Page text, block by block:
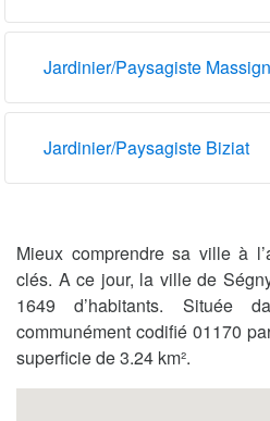
Jardinier/Paysagiste
Jardinier/Paysagiste Biziat
Mieux comprendre sa ville à
clés. A ce jour, la ville de
1649 d’habitants. Située
communément codifié 01170
superficie de 3.24 km².